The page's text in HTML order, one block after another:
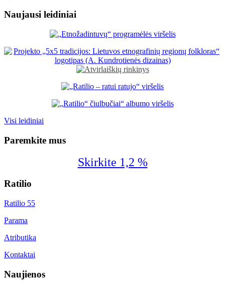
Naujausi leidiniai
Visi leidiniai
Paremkite mus
Skirkite 1,2 %
Ratilio
Ratilio 55
Parama
Atributika
Kontaktai
Naujienos